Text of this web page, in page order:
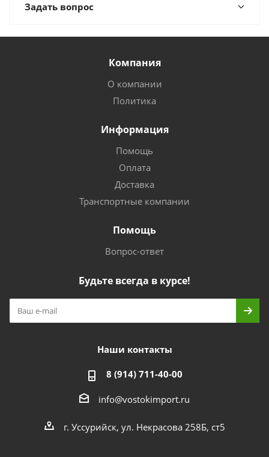
Задать вопрос
Компания
О компании
Политика
Информация
Помощь
Оплата
Доставка
Транспортные компании
Помощь
Вопрос-ответ
Будьте всегда в курсе!
Наши контакты
8 (914) 711-40-00
info@vostokimport.ru
г. Уссурийск, ул. Некрасова 258Б, ст5